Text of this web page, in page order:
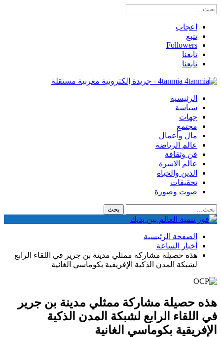
اعجاب
تتبع
Followers
تابعنا
تابعنا
4tanmia - جريدة إلكترونية مغربية مستقلة
الرئيسية
سياسة
جهات
مجتمع
مال وأعمال
عالم الرياضة
فن وثقافة
عالم الاسرة
الدين والحياة
تحقيقات
صوت وصورة
الصفحة الرئيسية
أخبار الساعة
هذه حصيلة مشاركة ممثلي مدينة بن جرير في اللقاء الرابع
لشبكة المدن الذكية الإفريقية بكوماسي الغانية
هذه حصيلة مشاركة ممثلي مدينة بن جرير
في اللقاء الرابع لشبكة المدن الذكية
الإفريقية بكوماسي الغانية